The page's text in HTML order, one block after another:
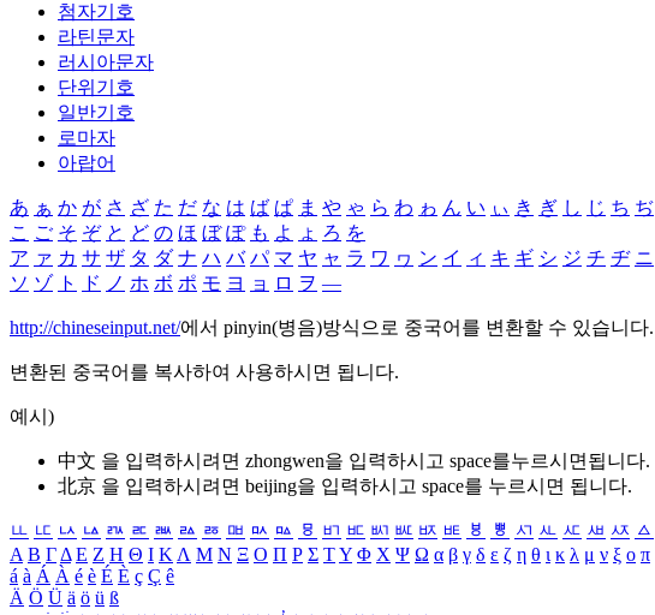
첨자기호
라틴문자
러시아문자
단위기호
일반기호
로마자
아랍어
あ ぁ か が さ ざ た だ な は ば ぱ ま や ゃ ら わ ゎ ん い ぃ き ぎ し じ ち ぢ
こ ご そ ぞ と ど の ほ ぼ ぽ も よ ょ ろ を
ア ァ カ サ ザ タ ダ ナ ハ バ パ マ ヤ ャ ラ ワ ヮ ン イ ィ キ ギ シ ジ チ ヂ ニ
ソ ゾ ト ド ノ ホ ボ ポ モ ヨ ョ ロ ヲ ―
http://chineseinput.net/에서 pinyin(병음)방식으로 중국어를 변환할 수 있습니다.
변환된 중국어를 복사하여 사용하시면 됩니다.
예시)
中文 을 입력하시려면 zhongwen을 입력하시고 space를누르시면됩니다.
北京 을 입력하시려면 beijing을 입력하시고 space를 누르시면 됩니다.
ㅥ ㅦ ㅧ ㅨ ㅩ ㅪ ㅫ ㅬ ㅭ ㅮ ㅯ ㅰ ㅱ ㅲ ㅳ ㅴ ㅵ ㅶ ㅷ ㅸ ㅹ ㅺ ㅻ ㅼ ㅽ ㅾ ㅿ
Α Β ΓΔ Ε Ζ Η Θ Ι ΚΛ Μ Ν Ξ Ο Π Ρ Σ ΤΥ Φ Χ Ψ Ω α β γ δ ε ζ η θ ι κ λ μ ν ξ ο π
á à Á À é è É È ç Ç ê
Ä Ö Ü ä ö ü ß